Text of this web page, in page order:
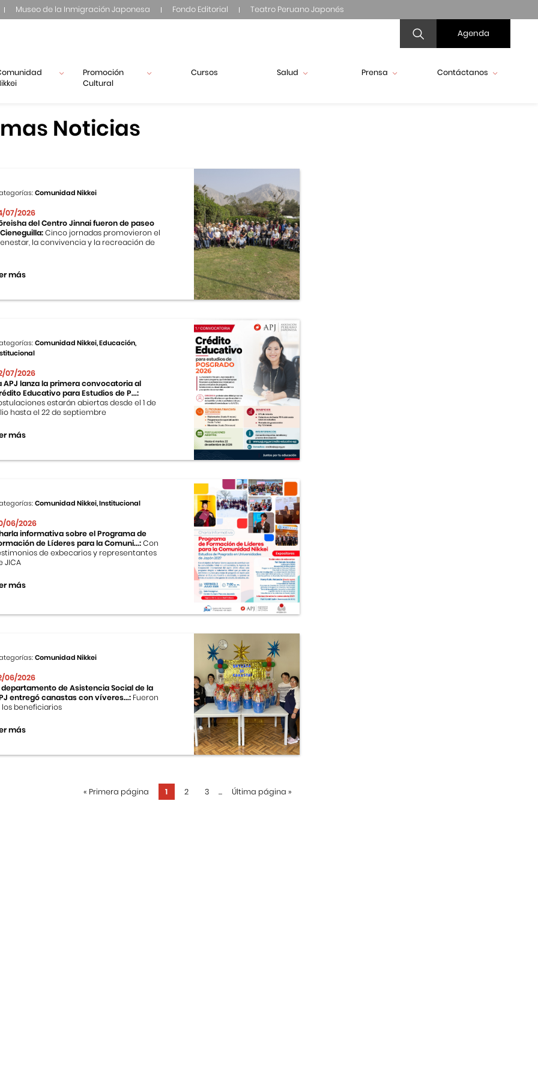
Museo de la Inmigración Japonesa Fondo Editorial Teatro Peruano Japonés
Agenda
Promoción
Cultural
Cursos Salud Prensa Contáctanos
Noticias
Comunidad Nikkei
07/2026
del Centro Jinnai fueron de paseo
Cinco jornadas promovieron el
la convivencia y la recreación de
más
Comunidad Nikkei, Educación,
07/2026
APJ lanza la primera convocatoria al
Educativo para Estudios de P...:
estarán abiertas desde el 1 de
hasta el 22 de septiembre
más
Comunidad Nikkei, Institucional
06/2026
informativa sobre el Programa de
de Líderes para la Comuni...:Con
de exbecarios y representantes
JICA
más
Comunidad Nikkei
06/2026
departamento de Asistencia Social de la
entregó canastas con víveres...: Fueron
los beneficiarios
más
« Primera página 1 2 3 ... Última página »